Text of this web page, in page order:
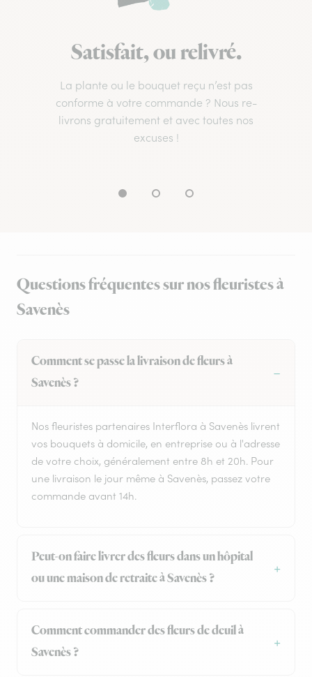
Satisfait, ou relivré.
La plante ou le bouquet reçu n’est pas
conforme à votre commande ? Nous re-
livrons gratuitement et avec toutes nos
excuses !
Questions fréquentes sur nos fleuristes à
Savenès
Comment se passe la livraison de fleurs à
Savenès ?
Nos fleuristes partenaires Interflora à Savenès livrent
vos bouquets à domicile, en entreprise ou à l'adresse
de votre choix, généralement entre 8h et 20h. Pour
une livraison le jour même à Savenès, passez votre
commande avant 14h.
Peut-on faire livrer des fleurs dans un hôpital
ou une maison de retraite à Savenès ?
Comment commander des fleurs de deuil à
Savenès ?